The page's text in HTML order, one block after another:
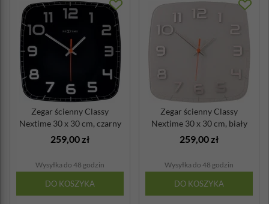
Zegar ścienny Classy
Nextime 30 x 30 cm, czarny
259,00 zł
Wysyłka do 48 godzin
DO KOSZYKA
Zegar ścienny Classy
Nextime 30 x 30 cm, biały
259,00 zł
Wysyłka do 48 godzin
DO KOSZYKA